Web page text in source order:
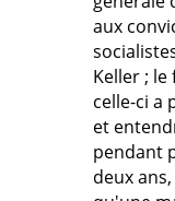
aux
Keller ; le
celle-ci a
et
pendant
deux